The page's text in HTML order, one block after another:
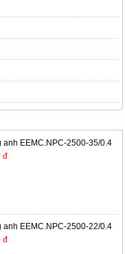
anh EEMC.NPC-2500-35/0.4
đ
anh EEMC.NPC-2500-22/0.4
đ